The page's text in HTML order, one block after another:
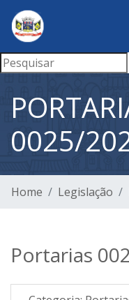
0025/
Home Legislação
Portarias